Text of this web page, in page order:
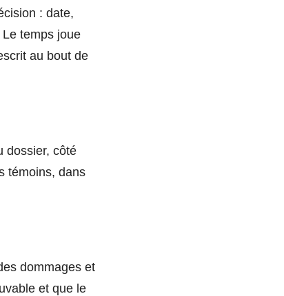
: date,
temps joue
au bout de
dossier, côté
témoins, dans
dommages et
et que le